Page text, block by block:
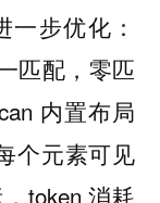
步优化：
匹配，零匹
内置布局
个元素可见
token 消耗